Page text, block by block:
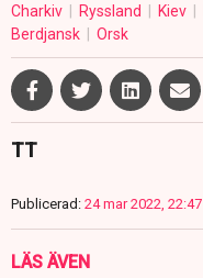
Charkiv
Ryssland Kiev
Berdjansk
Orsk
TT
Publicerad: 24 mar 2022, 22:47
LÄS ÄVEN